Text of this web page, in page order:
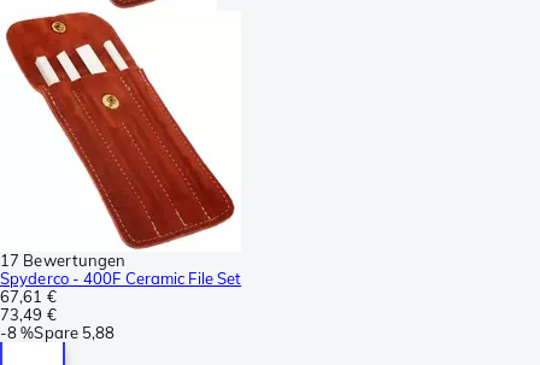
17 Bewertungen
Spyderco - 400F Ceramic File Set
67,61 €
73,49 €
-8 %Spare 5,88